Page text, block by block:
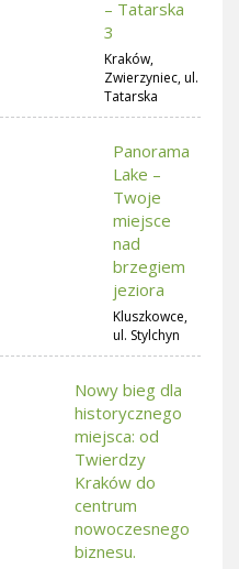
– Tatarska
3
Kraków,
Zwierzyniec, ul.
Tatarska
Panorama
Lake –
Twoje
miejsce
nad
brzegiem
jeziora
Kluszkowce,
ul. Stylchyn
Nowy bieg dla
historycznego
miejsca: od
Twierdzy
Kraków do
centrum
nowoczesnego
biznesu.